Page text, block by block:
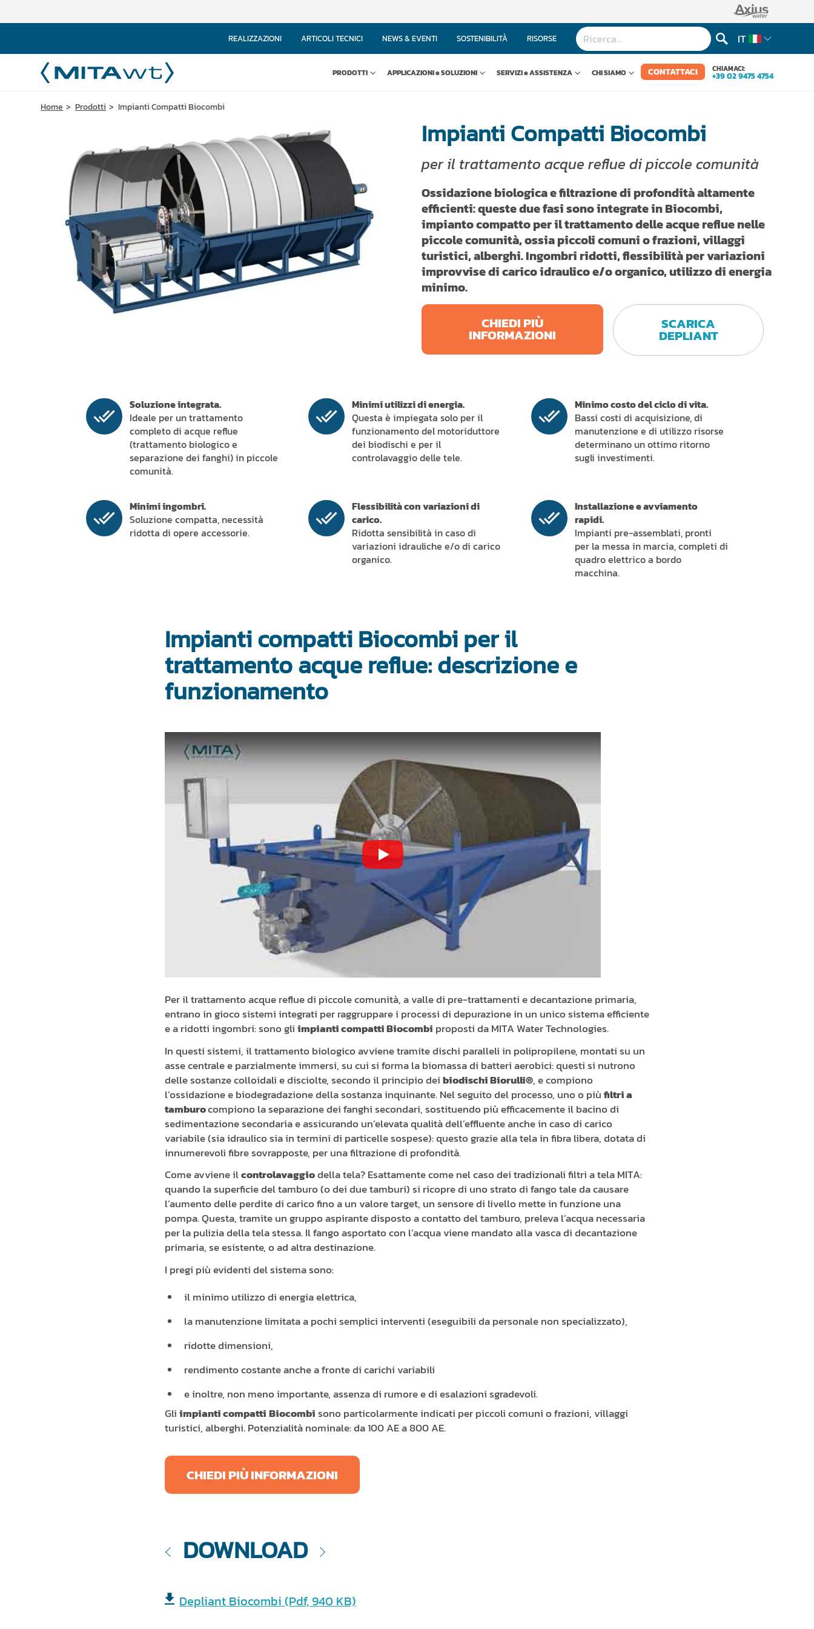
REALIZZAZIONI ARTICOLI TECNICI NEWS & EVENTI SOSTENIBILITÀ RISORSE IT
PRODOTTI APPLICAZIONI e SOLUZIONI SERVIZI e ASSISTENZA CHI SIAMO CONTATTACI CHIAMACI:
+39 02 9475 4754
Home Prodotti Impianti Compatti Biocombi
Impianti Compatti Biocombi
per il trattamento acque reflue di piccole comunità
Ossidazione biologica e filtrazione di profondità altamente
efficienti: queste due fasi sono integrate in Biocombi,
impianto compatto per il trattamento delle acque reflue nelle
piccole comunità, ossia piccoli comuni o frazioni, villaggi
turistici, alberghi. Ingombri ridotti, flessibilità per variazioni
improvvise di carico idraulico e/o organico, utilizzo di energia
minimo.
CHIEDI PIÙ
INFORMAZIONI
SCARICA
DEPLIANT
Soluzione integrata.
Ideale per un trattamento
completo di acque reflue
(trattamento biologico e
separazione dei fanghi) in piccole
comunità.
Minimi utilizzi di energia.
Questa è impiegata solo per il
funzionamento del motoriduttore
dei biodischi e per il
controlavaggio delle tele.
Minimo costo del ciclo di vita.
Bassi costi di acquisizione, di
manutenzione e di utilizzo risorse
determinano un ottimo ritorno
sugli investimenti.
Minimi ingombri.
Soluzione compatta, necessità
ridotta di opere accessorie.
Flessibilità con variazioni di
carico.
Ridotta sensibilità in caso di
variazioni idrauliche e/o di carico
organico.
Installazione e avviamento
rapidi.
Impianti pre-assemblati, pronti
per la messa in marcia, completi di
quadro elettrico a bordo
macchina.
Impianti compatti Biocombi per il
trattamento acque reflue: descrizione e
funzionamento
Play
Per il trattamento acque reflue di piccole comunità, a valle di pre-trattamenti e decantazione primaria,
entrano in gioco sistemi integrati per raggruppare i processi di depurazione in un unico sistema efficiente
e a ridotti ingombri: sono gliimpianti compatti Biocombi proposti da MITA Water Technologies.
In questi sistemi, il trattamento biologico avviene tramite dischi paralleli in polipropilene, montati su un
asse centrale e parzialmente immersi, su cui si forma la biomassa di batteri aerobici: questi si nutrono
delle sostanze colloidali e disciolte, secondo il principio deibiodischiBiorulli®, e compiono
l’ossidazione e biodegradazione della sostanza inquinante. Nel seguito del processo, uno o piùfiltri a
tamburocompiono la separazione dei fanghi secondari, sostituendo più efficacemente il bacino di
sedimentazione secondaria e assicurando un’elevata qualità dell’effluente anche in caso di carico
variabile (sia idraulico sia in termini di particelle sospese): questo grazie alla tela in fibra libera, dotata di
innumerevoli fibre sovrapposte, per una filtrazione di profondità.
Come avviene ilcontrolavaggiodella tela? Esattamente come nel caso dei tradizionali filtri a tela MITA:
quando la superficie del tamburo (o dei due tamburi) si ricopre di uno strato di fango tale da causare
l’aumento delle perdite di carico fino a un valore target, un sensore di livello mette in funzione una
pompa. Questa, tramite un gruppo aspirante disposto a contatto del tamburo, preleva l’acqua necessaria
per la pulizia della tela stessa. Il fango asportato con l’acqua viene mandato alla vasca di decantazione
primaria, se esistente, o ad altra destinazione.
I pregi più evidenti del sistema sono:
il minimo utilizzo di energia elettrica,
la manutenzione limitata a pochi semplici interventi (eseguibili da personale non specializzato),
ridotte dimensioni,
rendimento costante anche a fronte di carichi variabili
e inoltre, non meno importante, assenza di rumore e di esalazioni sgradevoli.
Gliimpianti compattiBiocombisono particolarmente indicati per piccoli comuni o frazioni, villaggi
turistici, alberghi. Potenzialità nominale: da 100 AE a 800 AE.
CHIEDI PIÙ INFORMAZIONI
DOWNLOAD
Depliant Biocombi(Pdf, 940 KB)